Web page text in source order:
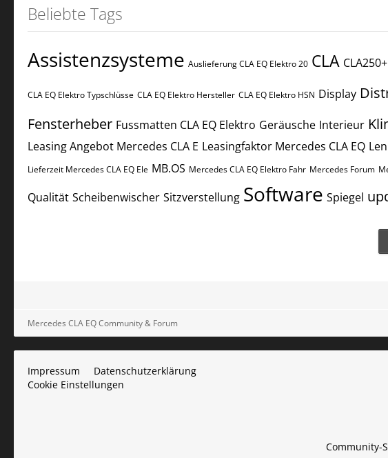
Beliebte Tags
Assistenzsysteme Auslieferung CLA EQ Elektro 20 CLA
CLA EQ Elektro​​​​ Typschlüsse CLA EQ Elektro​​​​​ Hersteller CLA EQ Elektro​​​​​ HSN Display
Fensterheber Fussmatten CLA EQ Elektro Geräusche Interieur
Leasing Angebot Mercedes CLA E Leasingfaktor Mercedes CLA EQ
Lieferzeit Mercedes CLA EQ Ele MB.OS Mercedes CLA EQ Elektro Fahr Mercedes Forum
Qualität Scheibenwischer Sitzverstellung Software Spiegel
Mercedes CLA EQ Community & Forum
Impressum
Datenschutzerklärung
Cookie Einstellungen
Community-